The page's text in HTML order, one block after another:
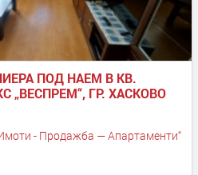
ПОД НАЕМ В КВ.
„ВЕСПРЕМ“, ГР. ХАСКОВО
- Продажба — Апартаменти“